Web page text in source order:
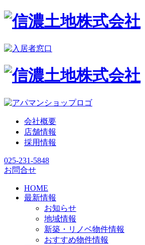
会社概要
店舗情報
採用情報
025-231-5848
お問合せ
HOME
最新情報
お知らせ
地域情報
新築・リノベ物件情報
おすすめ物件情報